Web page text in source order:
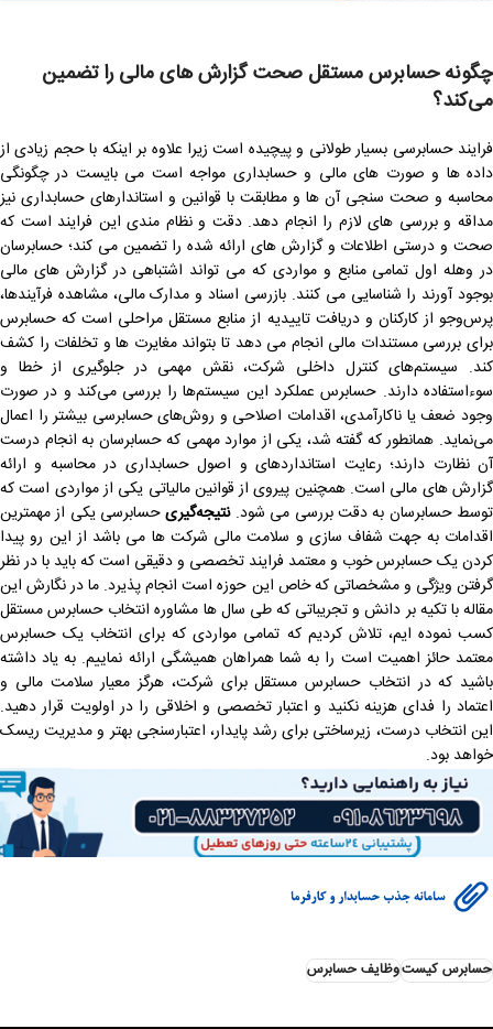
چگونه حسابرس مستقل صحت گزارش های مالی را تضمین
می‌کند؟
فرایند حسابرسی بسیار طولانی و پیچیده است زیرا علاوه بر اینکه با حجم زیادی از
داده ها و صورت های مالی و حسابداری مواجه است می بایست در چگونگی
محاسبه و صحت سنجی آن ها و مطابقت با قوانین و استاندارهای حسابداری نیز
مداقه و بررسی های لازم را انجام دهد. دقت و نظام مندی این فرایند است که
صحت و درستی اطلاعات و گزارش های ارائه شده را تضمین می کند؛ حسابرسان
در وهله اول تمامی منابع و مواردی که می تواند اشتباهی در گزارش های مالی
بوجود آورند را شناسایی می کنند. بازرسی اسناد و مدارک مالی، مشاهده فرآیندها،
پرس‌وجو از کارکنان و دریافت تاییدیه از منابع مستقل مراحلی است که حسابرس
برای بررسی مستندات مالی انجام می دهد تا بتواند مغایرت ها و تخلفات را کشف
کند. سیستم‌های کنترل داخلی شرکت، نقش مهمی در جلوگیری از خطا و
سوءاستفاده دارند. حسابرس عملکرد این سیستم‌ها را بررسی می‌کند و در صورت
وجود ضعف یا ناکارآمدی، اقدامات اصلاحی و روش‌های حسابرسی بیشتر را اعمال
می‌نماید. همانطور که گفته شد، یکی از موارد مهمی که حسابرسان به انجام درست
آن نظارت دارند؛ رعایت استانداردهای و اصول حسابداری در محاسبه و ارائه
گزارش های مالی است. همچنین پیروی از قوانین مالیاتی یکی از مواردی است که
توسط حسابرسان به دقت بررسی می شود.نتیجه‌گیریحسابرسی یکی از مهمترین
اقدامات به جهت شفاف سازی و سلامت مالی شرکت ها می باشد از این رو پیدا
کردن یک حسابرس خوب و معتمد فرایند تخصصی و دقیقی است که باید با در نظر
گرفتن ویژگی و مشخصاتی که خاص این حوزه است انجام پذیرد. ما در نگارش این
مقاله با تکیه بر دانش و تجریباتی که طی سال ها مشاوره انتخاب حسابرس مستقل
کسب نموده ایم، تلاش کردیم که تمامی مواردی که برای انتخاب یک حسابرس
معتمد حائز اهمیت است را به شما همراهان همیشگی ارائه نماییم. به یاد داشته
باشید که در انتخاب حسابرس مستقل برای شرکت، هرگز معیار سلامت مالی و
اعتماد را فدای هزینه نکنید و اعتبار تخصصی و اخلاقی را در اولویت قرار دهید.
این انتخاب درست، زیرساختی برای رشد پایدار، اعتبارسنجی بهتر و مدیریت ریسک
خواهد بود.
حسابرس کیستوظایف حسابرس